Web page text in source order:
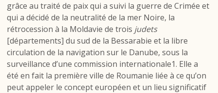
grâce au traité de paix qui a suivi la guerre de Crimée et
qui a décidé de la neutralité de la mer Noire, la
rétrocession à la Moldavie de trois judets
[départements] du sud de la Bessarabie et la libre
circulation de la navigation sur le Danube, sous la
surveillance d’une commission internationale1. Elle a
été en fait la première ville de Roumanie liée à ce qu’on
peut appeler le concept européen et un lieu significatif